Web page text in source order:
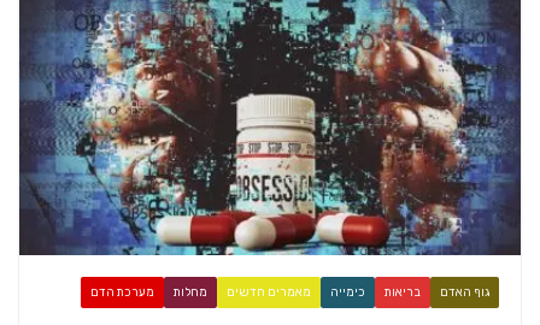
גוף האדם בריאות כימייה מאמרים חדשים מחלות מערכת הדם